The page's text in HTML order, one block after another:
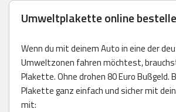
Umweltplakette online
Wenn du mit deinem Auto in eine der
Umweltzonen fahren möchtest,
Plakette. Ohne drohen 80 Euro Bußgeld.
Plakette ganz einfach und sicher mit
mit: